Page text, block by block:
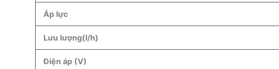
Áp lực
Lưu lượng(l/h)
Điện áp (V)